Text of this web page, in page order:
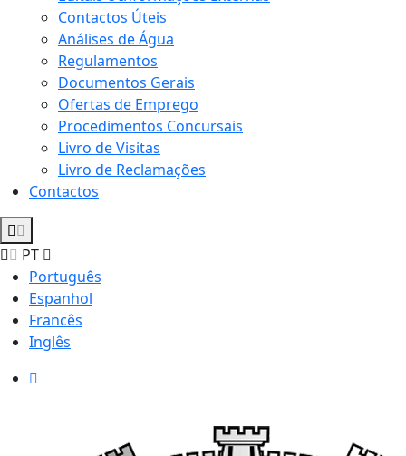
Contactos Úteis
Análises de Água
Regulamentos
Documentos Gerais
Ofertas de Emprego
Procedimentos Concursais
Livro de Visitas
Livro de Reclamações
Contactos
PT
Português
Espanhol
Francês
Inglês